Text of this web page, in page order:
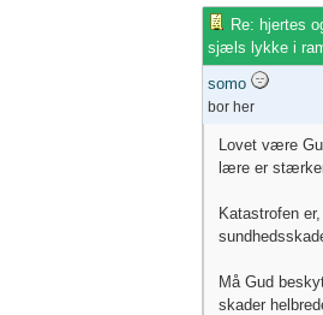
Re: hjertes
sjæls lykke i
somo
bor her
Lovet være
lære er
Katastrofen
Må Gud
skader